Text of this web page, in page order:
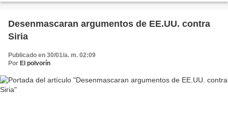
Desenmascaran argumentos de EE.UU. contra
Siria
Publicado en 30/01/a. m. 02:09
Por El polvorín